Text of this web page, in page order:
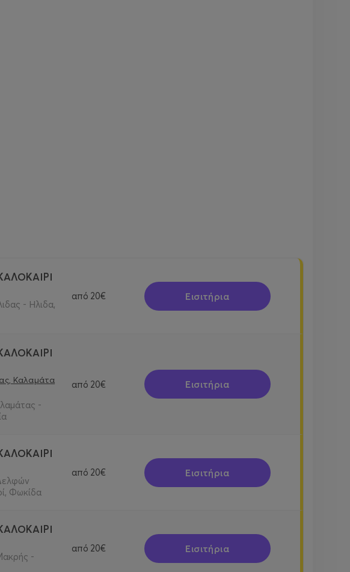
- Ηλιδα,
από 20€ Εισιτήρια
Καλαμάτα
-
από 20€ Εισιτήρια
Φωκίδα
από 20€ Εισιτήρια
-
από 20€ Εισιτήρια